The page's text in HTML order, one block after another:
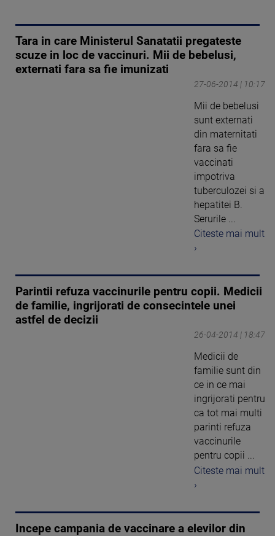
Tara in care Ministerul Sanatatii pregateste
scuze in loc de vaccinuri. Mii de bebelusi,
externati fara sa fie imunizati
27-06-2014 | 10:17
Mii de bebelusi
sunt externati
din maternitati
fara sa fie
vaccinati
impotriva
tuberculozei si a
hepatitei B.
Serurile ...
Citeste mai mult
›
Parintii refuza vaccinurile pentru copii. Medicii
de familie, ingrijorati de consecintele unei
astfel de decizii
26-04-2014 | 18:47
Medicii de
familie sunt din
ce in ce mai
ingrijorati pentru
ca tot mai multi
parinti refuza
vaccinurile
pentru copii ...
Citeste mai mult
›
Incepe campania de vaccinare a elevilor din